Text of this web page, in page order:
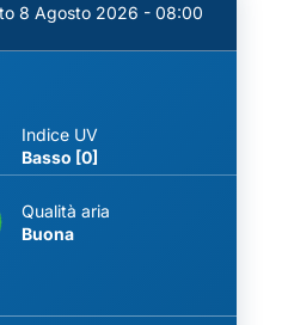
8 Agosto 2026 - 08:00
Indice UV
Basso [0]
Qualità aria
Buona